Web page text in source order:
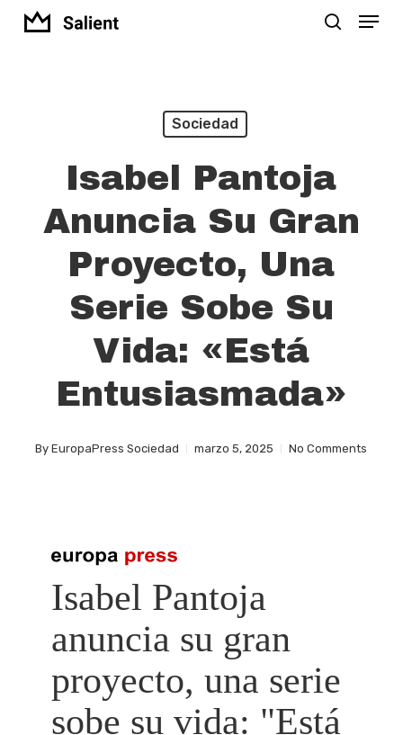
Skip
Menu
Sociedad
Isabel Pantoja
Anuncia Su Gran
Proyecto, Una
Serie Sobe Su
Vida: «Está
Entusiasmada»
By EuropaPress Sociedad marzo 5, 2025 No Comments